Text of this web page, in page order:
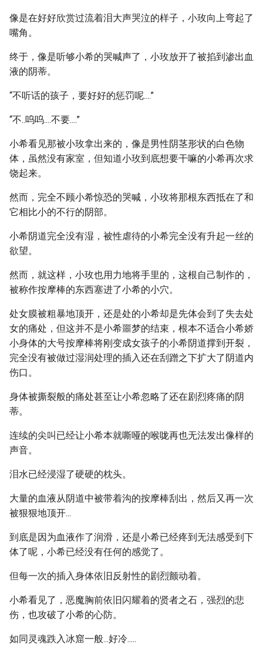
像是在好好欣赏过流着泪大声哭泣的样子，小玫向上弯起了
嘴角。
终于，像是听够小希的哭喊声了，小玫放开了被掐到渗出血
液的阴蒂。
“不听话的孩子，要好好的惩罚呢....”
“不..呜呜....不要....”
小希看见那被小玫拿出来的，像是男性阴茎形状的白色物
体，虽然没有家室，但知道小玫到底想要干嘛的小希再次求
饶起来。
然而，完全不顾小希惊恐的哭喊，小玫将那根东西抵在了和
它相比小的不行的阴部。
小希阴道完全没有湿，被性虐待的小希完全没有升起一丝的
欲望。
然而，就这样，小玫也用力地将手里的，这根自己制作的，
被称作按摩棒的东西塞进了小希的小穴。
处女膜被粗暴地顶开，还是处的小希却是先体会到了失去处
女的痛处，但这并不是小希噩梦的结束，根本不适合小希娇
小身体的大号按摩棒将刚变成女孩子的小希阴道撑到开裂，
完全没有被做过湿润处理的插入还在刮蹭之下扩大了阴道内
伤口。
身体被撕裂般的痛处甚至让小希忽略了还在剧烈疼痛的阴
蒂。
连续的尖叫已经让小希本就嘶哑的喉咙再也无法发出像样的
声音。
泪水已经浸湿了硬硬的枕头。
大量的血液从阴道中被带着沟的按摩棒刮出，然后又再一次
被狠狠地顶开...
到底是因为血液作了润滑，还是小希已经疼到无法感受到下
体了呢，小希已经没有任何的感觉了。
但每一次的插入身体依旧反射性的剧烈颤动着。
小希看见了，恶魔胸前依旧闪耀着的贤者之石，强烈的悲
伤，也攻破了小希的心防。
如同灵魂跌入冰窟一般...好冷.....